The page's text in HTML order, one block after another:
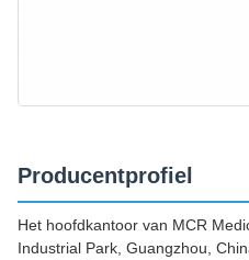
Producentprofiel
Het hoofdkantoor van MCR
Industrial Park, Guangzhou,